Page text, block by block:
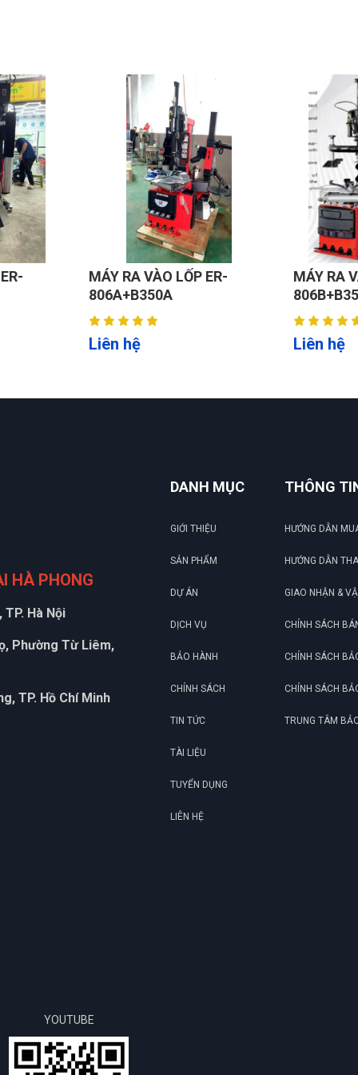
bảo vệ cơ cấu kẹp.
người vận hành, thao tác ra/vào lốp nhanh gọn, giảm thời gian
trượt, bảo vệ bề mặt vành.
hao mòn công cụ và chi phí bảo trì.
sử dụng lâu dài.
áp; vệ sinh vành – lốp.
dùng chân đạp kẹp chặt.
bảo trì định kỳ.
xa.
MÁY RA VÀO LỐP ER-
806A+B350A
Liên hệ
MÁY RA
Liên hệ
HÀ PHONG
Hà Nội
Phường Từ Liêm,
TP. Hồ Chí Minh
DANH MỤC
GIỚI THIỆU
SẢN PHẨM
DỰ ÁN
DỊCH VỤ
BẢO HÀNH
CHÍNH SÁCH
TIN TỨC
TÀI LIỆU
TUYỂN DỤNG
LIÊN HỆ
THÔNG
HƯỚNG DẪN
HƯỚNG DẪN
GIAO NHẬN &
CHÍNH SÁCH
CHÍNH SÁCH
CHÍNH SÁCH
TRUNG TÂM
YOUTUBE